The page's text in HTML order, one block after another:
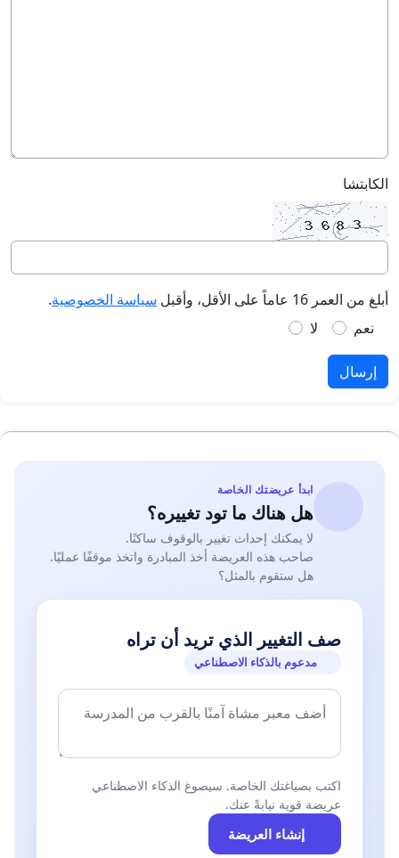
الكابتشا
أبلغ من العمر 16 عاماً على الأقل، وأقبل سياسة الخصوصية.
نعم
لا
إرسال
ابدأ عريضتك الخاصة
هل هناك ما تود تغييره؟
لا يمكنك إحداث تغيير بالوقوف ساكنًا.
صاحب هذه العريضة أخذ المبادرة واتخذ موقفًا عمليًا.
هل ستقوم بالمثل؟
صف التغيير الذي تريد أن تراه
مدعوم بالذكاء الاصطناعي
اكتب بصياغتك الخاصة. سيصوغ الذكاء الاصطناعي
عريضة قوية نيابةً عنك.
إنشاء العريضة